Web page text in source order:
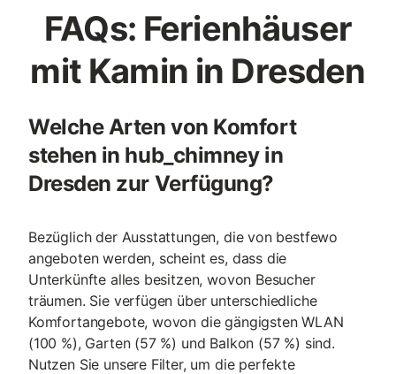
FAQs: Ferienhäuser
mit Kamin in Dresden
Welche Arten von Komfort
stehen in hub_chimney in
Dresden zur Verfügung?
Bezüglich der Ausstattungen, die von bestfewo
angeboten werden, scheint es, dass die
Unterkünfte alles besitzen, wovon Besucher
träumen. Sie verfügen über unterschiedliche
Komfortangebote, wovon die gängigsten WLAN
(100 %), Garten (57 %) und Balkon (57 %) sind.
Nutzen Sie unsere Filter, um die perfekte